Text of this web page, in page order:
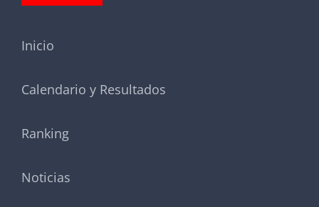
Inicio
Calendario y Resultados
Ranking
Noticias